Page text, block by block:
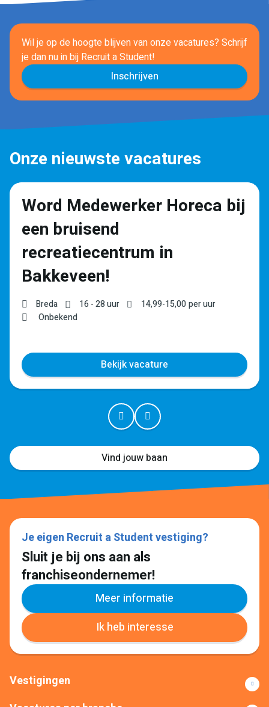
Wil je op de hoogte blijven van onze vacatures? Schrijf
je dan nu inbij Recruit a Student!
Inschrijven
Onze nieuwste vacatures
Word Medewerker Horeca bij
een bruisend
recreatiecentrum in
Bakkeveen!
Breda 16 - 28 uur 14,99-15,00per uur
Onbekend
Bekijk vacature
Vind jouw baan
Je eigen Recruit a Student vestiging?
Sluit je bij ons aan als
franchiseondernemer!
Meer informatie
Ik heb interesse
Vestigingen